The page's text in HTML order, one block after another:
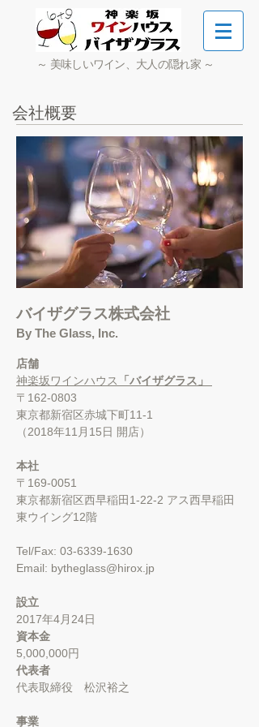
～ 美味しいワイン、大人の隠れ家 ～
会社概要
バイザグラス株式会社
By The Glass, Inc.
店舗
神楽坂ワインハウス
「バイザグラス」
〒162-0803
東京都新宿区赤城下町11-1
（2018年11月15日 開店）
本社
〒169-0051
東京都新宿区西早稲田1-22-2 アス西早稲田
東ウイング12階
Tel/Fax: 03-6339-1630
Email: bytheglass@hirox.jp
設立
2017年4月24日
資本金
5,000,000円
代表者
代表取締役 松沢裕之
事業